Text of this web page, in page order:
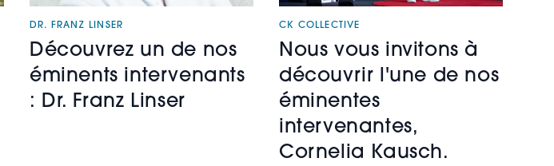
DR. FRANZ LINSER
Découvrez un de nos
éminents intervenants
: Dr. Franz Linser
CK COLLECTIVE
Nous vous invitons à
découvrir l'une de nos
éminentes
intervenantes,
Cornelia Kausch.